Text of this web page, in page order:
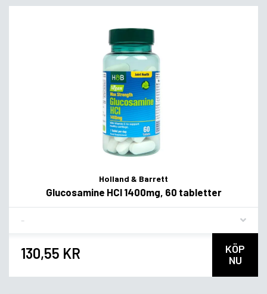
Holland & Barrett
Glucosamine HCl 1400mg, 60 tabletter
130,55 KR
KÖP
NU